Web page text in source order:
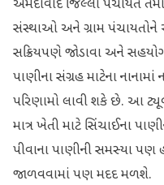
અમદાવાદ જિલ્લા પંચાયત
સંસ્થાઓ અને ગ્રામ
સક્રિયપણે જોડાવા અને
પાણીના સંગ્રહ માટેના નાનામાં
પરિણામો લાવી શકે છે. આ
માત્ર ખેતી માટે સિંચાઈના
પીવાના પાણીની સમસ્યા
જાળવવામાં પણ મદદ મળશે.